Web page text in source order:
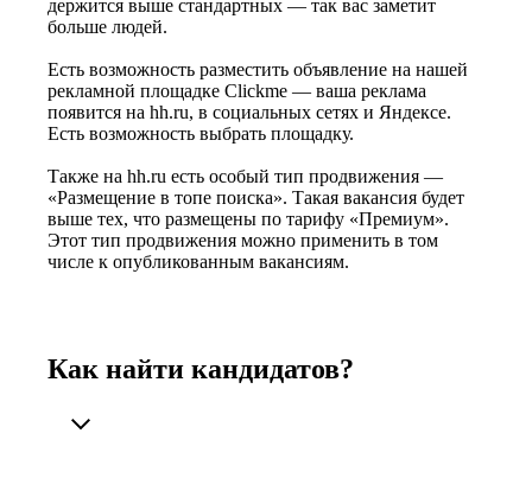
держится выше стандартных — так вас заметит
больше людей.
Есть возможность разместить объявление на нашей
рекламной площадке Clickme — ваша реклама
появится на hh.ru, в социальных сетях и Яндексе.
Есть возможность выбрать площадку.
Также на hh.ru есть особый тип продвижения —
«Размещение в топе поиска». Такая вакансия будет
выше тех, что размещены по тарифу «Премиум».
Этот тип продвижения можно применить в том
числе к опубликованным вакансиям.
Как найти кандидатов?